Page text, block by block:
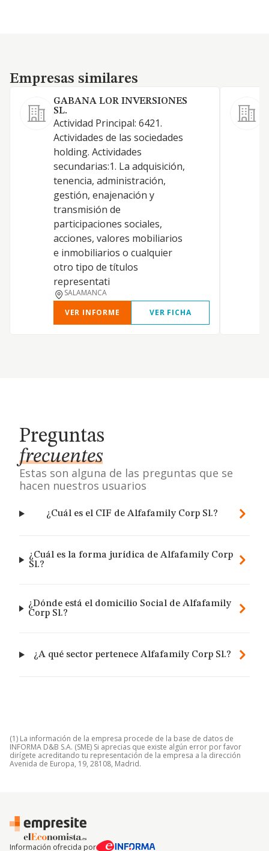
Empresas similares
Empresas similares
GABANA LOR INVERSIONES
SL.
Actividad Principal: 6421.
Actividades de las sociedades
holding. Actividades
secundarias:1. La adquisición,
tenencia, administración,
gestión, enajenación y
transmisión de
participaciones sociales,
acciones, valores mobiliarios
e inmobiliarios o cualquier
otro tipo de títulos
representati
SALAMANCA
VER INFORME
VER FICHA
Preguntas
frecuentes
Estas son alguna de las preguntas que se
hacen nuestros usuarios
¿Cuál es el CIF de Alfafamily Corp Sl.?
¿Cuál es la forma jurídica de Alfafamily Corp
Sl.?
¿Dónde está el domicilio Social de Alfafamily
Corp Sl.?
¿A qué sector pertenece Alfafamily Corp Sl.?
(1) La información de la empresa procede de la base de datos de
INFORMA D&B S.A. (SME) Si aprecias que existe algún error por favor
dirígete acreditando tu representación de la empresa a la dirección
Avenida de Europa, 19, 28108, Madrid.
Información ofrecida por